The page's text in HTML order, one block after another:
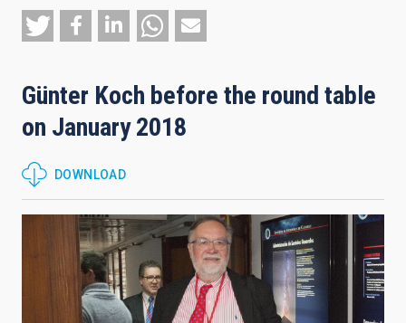
Günter Koch before the round table
on January 2018
DOWNLOAD